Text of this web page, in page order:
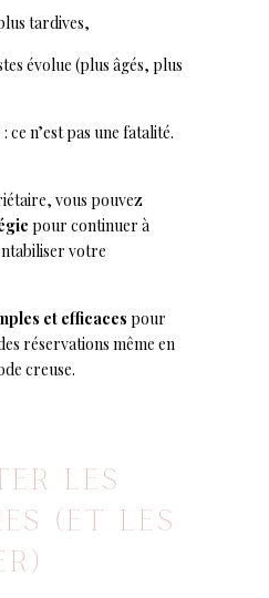
tardives,
évolue (plus âgés, plus
: ce n’est pas une fatalité.
vous pouvez
pour continuer à
votre
et efficaces pour
réservations même en
creuse.
LES
(ET LES